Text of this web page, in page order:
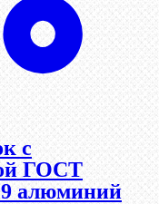
с
ГОСТ
алюминий